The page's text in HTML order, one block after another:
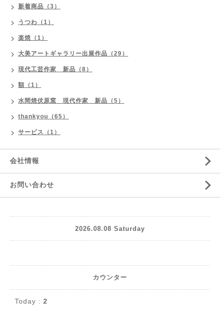
新着商品（3）
うつわ（1）
楽焼（1）
大美アートギャラリー出展作品（29）
現代工芸作家 新品（8）
額（1）
水間焼伏原窯 現代作家 新品（5）
thankyou（65）
サービス（1）
会社情報
お問い合わせ
2026.08.08 Saturday
カウンター
Today : 2